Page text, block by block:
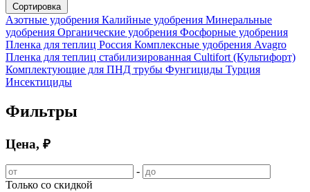
Сортировка
Азотные удобрения Калийные удобрения Минеральные
удобрения Органические удобрения Фосфорные удобрения
Пленка для теплиц Россия Комплексные удобрения Avagro
Пленка для теплиц стабилизированная Cultifort (Культифорт)
Комплектующие для ПНД трубы Фунгициды Турция
Инсектициды
Фильтры
Цена, ₽
-
Только со скидкой